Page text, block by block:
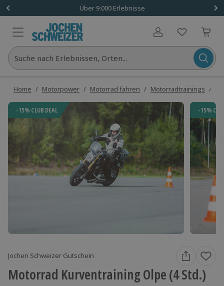
Über 9.000 Erlebnisse
Benutzerkonto
Suche nach Erlebnissen, Orten...
Home / Motorpower / Motorrad fahren / Motorradtrainings /
-15% CLUB DEAL -15%
Jochen Schweizer Gutschein
Motorrad Kurventraining Olpe (4 Std.)